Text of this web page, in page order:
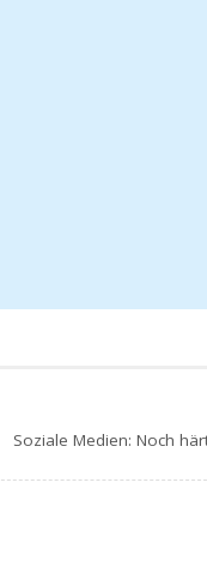
Soziale Medien: Noch